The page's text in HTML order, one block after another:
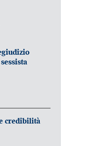
credibilità